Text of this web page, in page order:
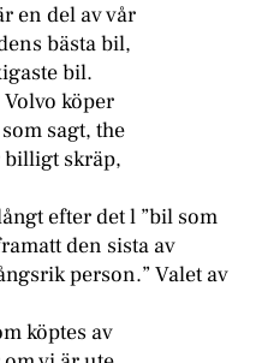
en del av vår
bästa bil,
bil.
köper
sagt, the
billigt skräp,
efter det l ”bil som
den sista av
person.” Valet av
köptes av